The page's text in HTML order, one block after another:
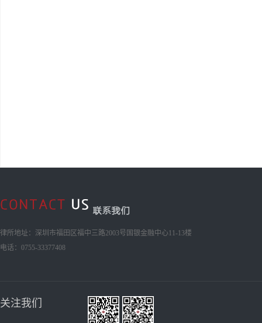
律所地址：深圳市福田区福中三路2003号国银金融中心11-13楼
电话：0755-33377408
关注我们